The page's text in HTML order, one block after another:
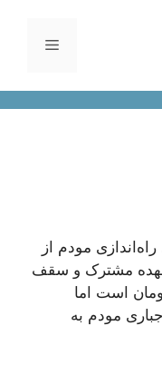
فهرست
مودم از
عهده مشترک و سقف
خدمت، ۱۵ هزار تومان است اما
مودم به